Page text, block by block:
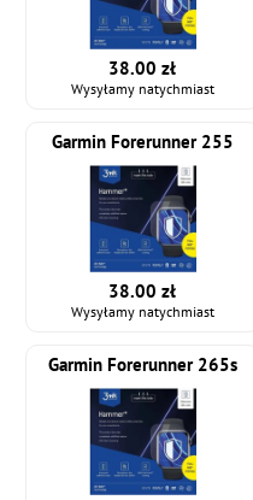
38.00 zł
Wysyłamy natychmiast
Garmin Forerunner 255
38.00 zł
Wysyłamy natychmiast
Garmin Forerunner 265s